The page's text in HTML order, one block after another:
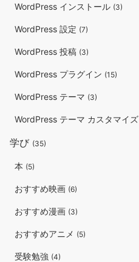
WordPress インストール (3)
WordPress 設定 (7)
WordPress 投稿 (3)
WordPress プラグイン (15)
WordPress テーマ (3)
WordPress テーマ カスタマイズ
学び (35)
本 (5)
おすすめ映画 (6)
おすすめ漫画 (3)
おすすめアニメ (5)
受験勉強 (4)